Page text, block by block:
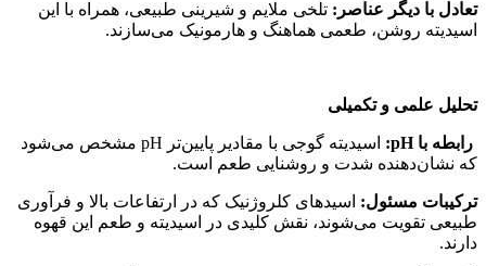
تعادل با دیگر عناصر: تلخی ملایم و شیرینی طبیعی، همراه با این
اسیدیته روشن، طعمی هماهنگ و هارمونیک می‌سازند.
تحلیل علمی و تکمیلی
رابطه با pH
:
اسیدیته گوجی با مقادیر پایین‌تر pH مشخص می‌شود
که نشان‌دهنده شدت و روشنایی طعم است.
ترکیبات مسئول: اسیدهای کلروژنیک که در ارتفاعات بالا و فرآوری
طبیعی تقویت می‌شوند، نقش کلیدی در اسیدیته و طعم این قهوه
دارند.